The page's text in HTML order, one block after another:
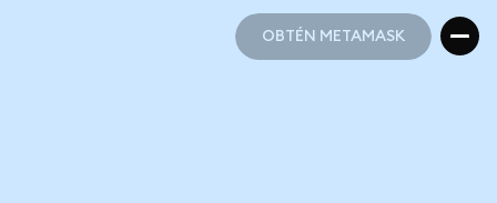
OBTÉN METAMASK